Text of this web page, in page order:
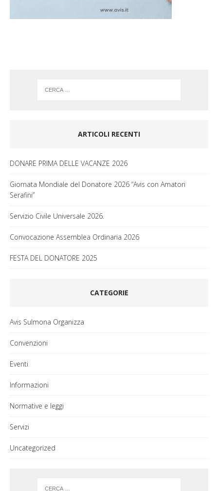
ARTICOLI RECENTI
DONARE PRIMA DELLE VACANZE 2026
Giornata Mondiale del Donatore 2026 “Avis con Amatori
Serafini”
Servizio Civile Universale 2026.
Convocazione Assemblea Ordinaria 2026
FESTA DEL DONATORE 2025
CATEGORIE
Avis Sulmona Organizza
Convenzioni
Eventi
Informazioni
Normative e leggi
Servizi
Uncategorized